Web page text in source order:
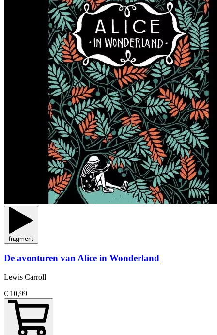
fragment
De avonturen van Alice in Wonderland
Lewis Carroll
€ 10,99